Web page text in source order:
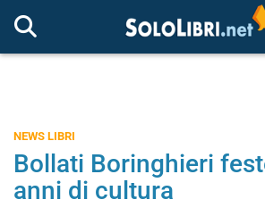
NEWS LIBRI
Bollati Boringhieri
anni di cultura